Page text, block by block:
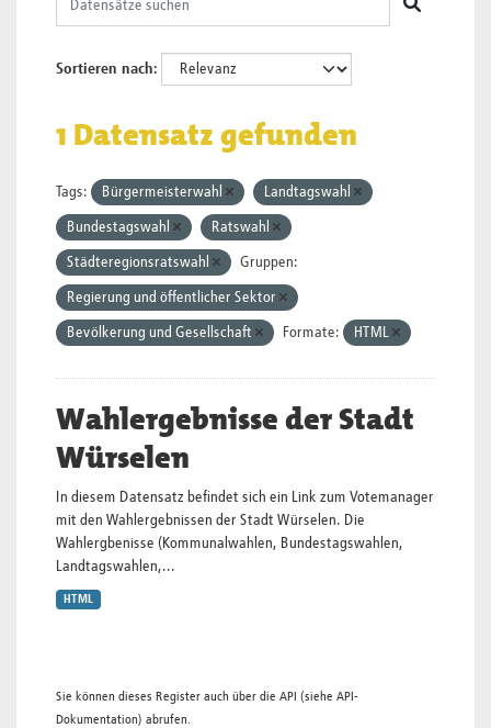
Sortieren nach
1 Datensatz gefunden
Tags: Bürgermeisterwahl Landtagswahl
Bundestagswahl Ratswahl
Städteregionsratswahl Gruppen:
Regierung und öffentlicher Sektor
Bevölkerung und Gesellschaft Formate: HTML
Wahlergebnisse der Stadt
Würselen
In diesem Datensatz befindet sich ein Link zum Votemanager
mit den Wahlergebnissen der Stadt Würselen. Die
Wahlergbenisse (Kommunalwahlen, Bundestagswahlen,
Landtagswahlen,...
HTML
Sie können dieses Register auch über die API (siehe API-
Dokumentation) abrufen.